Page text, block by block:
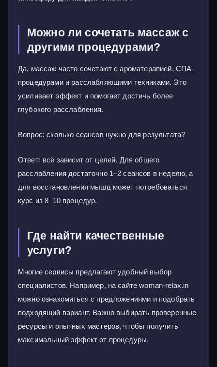
Можно ли сочетать массаж с
другими процедурами?
Да, массаж часто сочетают с ароматерапией, СПА-
процедурами и расслабляющими техниками. Это
усиливает эффект и помогает достичь более
глубокого расслабления.
Вопрос: сколько сеансов нужно для результата?
Ответ: всё зависит от целей. Для общего
расслабления достаточно 1–2 сеансов в неделю, а
для восстановления мышц может потребоваться
курс из 8–10 процедур.
Где найти качественные
услуги?
Многие сервисы предлагают удобный выбор
специалистов. Например, на сайте woman-relax.in
можно ознакомиться с предложениями и подобрать
подходящий вариант. Важно выбирать проверенные
ресурсы и опытных мастеров, чтобы получить
максимальный эффект от процедуры.